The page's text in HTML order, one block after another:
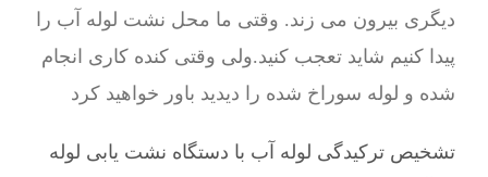
دیگری بیرون می زند. وقتی ما محل نشت لوله آب را
پیدا کنیم شاید تعجب کنید.ولی وقتی کنده کاری انجام
شده و لوله سوراخ شده را دیدید باور خواهید کرد
تشخیص ترکیدگی لوله آب با دستگاه نشت یابی لوله